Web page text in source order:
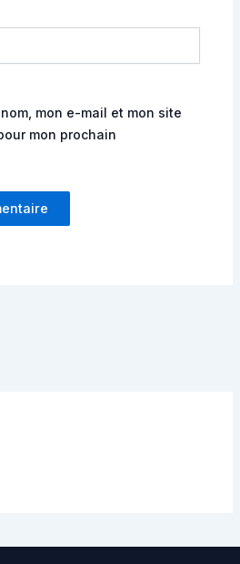
mon e-mail et mon site
mon prochain